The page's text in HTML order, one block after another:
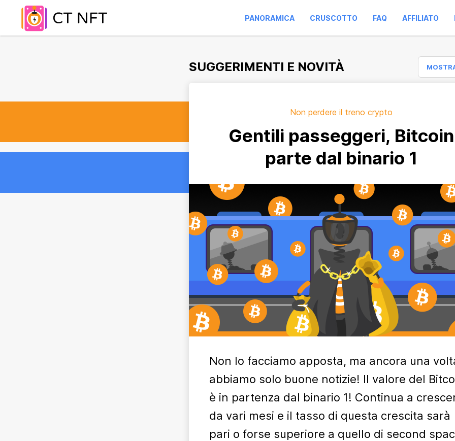
PANORAMICA CRUSCOTTO FAQ AFFILIATO
SUGGERIMENTI E NOVITÀ
Non perdere il treno crypto
Gentili passeggeri, Bitcoin
parte dal binario 1
Non lo facciamo apposta, ma ancora una
abbiamo solo buone notizie! Il valore del
è in partenza dal binario 1! Continua a
da vari mesi e il tasso di questa crescita sarà
pari o forse superiore a quello di second